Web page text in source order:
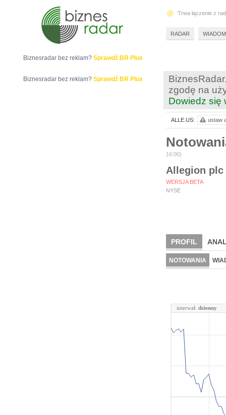
zgodę na
Dowiedz się
16:00)
Allegion plc
WERSJA BETA
NYSE
PROFIL
NOTOWANIA
interwał: dzienny
ALLE.US: ustaw
Biznesradar bez reklam? Sprawdź BR Plus
Biznesradar bez reklam? Sprawdź BR Plus
Trwa łączenie z
RADAR